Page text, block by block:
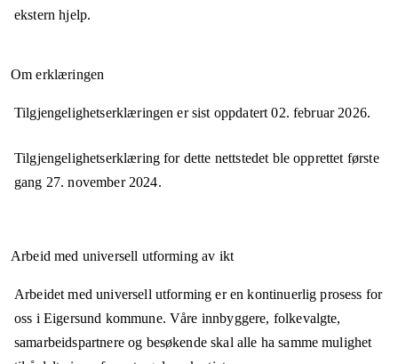
ekstern hjelp.
Om erklæringen
Tilgjengelighetserklæringen er sist oppdatert02. februar 2026.
Tilgjengelighetserklæring for dette nettstedet ble opprettet første
gang 27. november 2024.
Arbeid med universell utforming av ikt
Arbeidet med universell utforming er en kontinuerlig prosess for
oss i Eigersund kommune. Våre innbyggere, folkevalgte,
samarbeidspartnere og besøkende skal alle ha samme mulighet